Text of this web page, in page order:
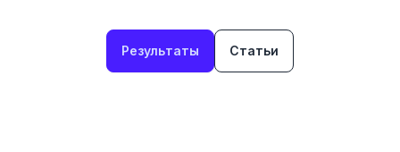
Результаты Статьи